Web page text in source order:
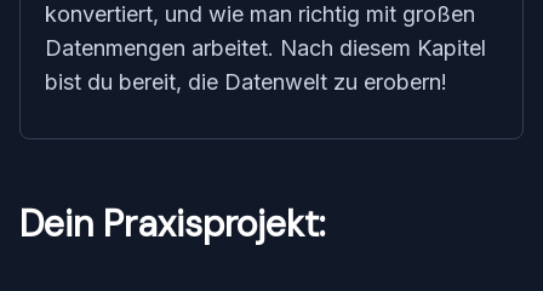
konvertiert, und wie man richtig mit großen
Datenmengen arbeitet. Nach diesem Kapitel
bist du bereit, die Datenwelt zu erobern!
Dein Praxisprojekt: